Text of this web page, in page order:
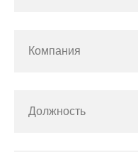
Компания
Должность